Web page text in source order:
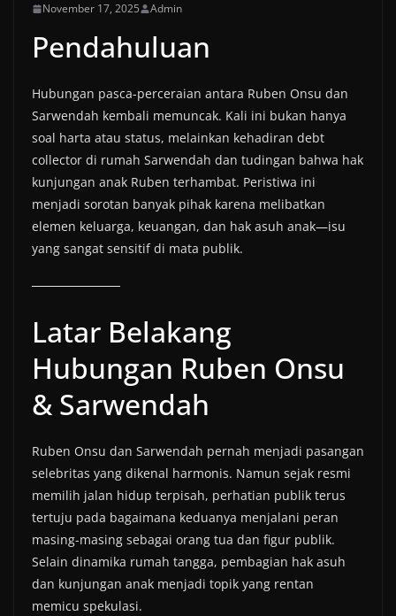
November 17, 2025 Admin
Pendahuluan
Hubungan pasca-perceraian antara Ruben Onsu dan
Sarwendah kembali memuncak. Kali ini bukan hanya
soal harta atau status, melainkan kehadiran debt
collector di rumah Sarwendah dan tudingan bahwa hak
kunjungan anak Ruben terhambat. Peristiwa ini
menjadi sorotan banyak pihak karena melibatkan
elemen keluarga, keuangan, dan hak asuh anak—isu
yang sangat sensitif di mata publik.
Latar Belakang
Hubungan Ruben Onsu
& Sarwendah
Ruben Onsu dan Sarwendah pernah menjadi pasangan
selebritas yang dikenal harmonis. Namun sejak resmi
memilih jalan hidup terpisah, perhatian publik terus
tertuju pada bagaimana keduanya menjalani peran
masing-masing sebagai orang tua dan figur publik.
Selain dinamika rumah tangga, pembagian hak asuh
dan kunjungan anak menjadi topik yang rentan
memicu spekulasi.